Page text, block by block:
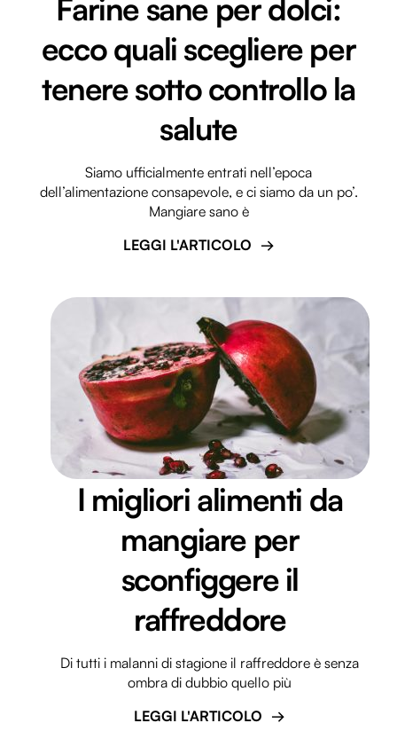
Farine sane per dolci:
ecco quali scegliere per
tenere sotto controllo la
salute
Siamo ufficialmente entrati nell’epoca
dell’alimentazione consapevole, e ci siamo da un po’.
Mangiare sano è
LEGGI L'ARTICOLO
I migliori alimenti da
mangiare per
sconfiggere il
raffreddore
Di tutti i malanni di stagione il raffreddore è senza
ombra di dubbio quello più
LEGGI L'ARTICOLO